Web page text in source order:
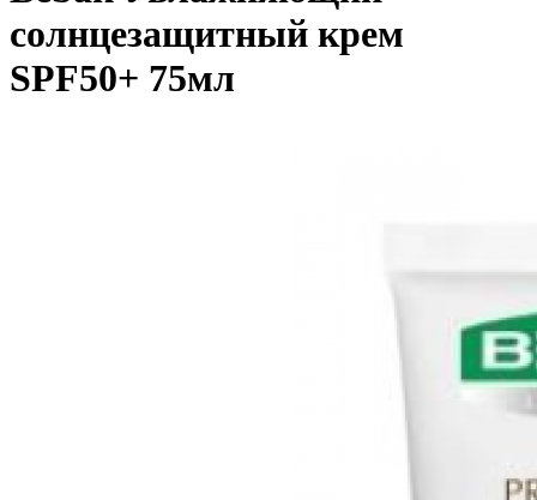
солнцезащитный крем
SPF50+ 75мл